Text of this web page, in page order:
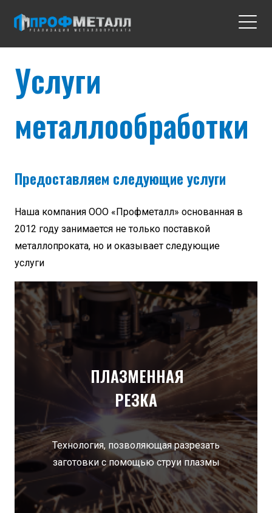
Услуги
металлообработки
Предоставляем следующие услуги
Наша компания ООО «Профметалл» основанная в
2012 году занимается не только поставкой
металлопроката, но и оказывает следующие
услуги
ПЛАЗМЕННАЯ
РЕЗКА
Технология, позволяющая разрезать
заготовки с помощью струи плазмы